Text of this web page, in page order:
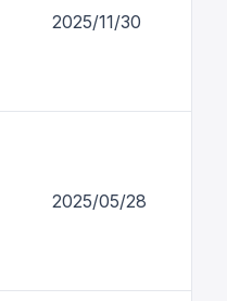
2025/11/30
2025/05/28